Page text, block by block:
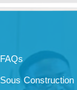
FAQs
Sous Construction